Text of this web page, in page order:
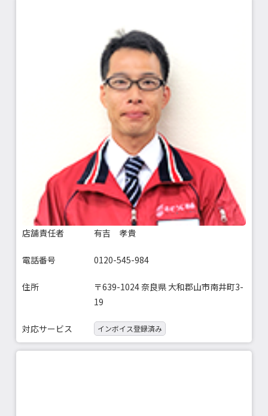
店舗責任者 有吉 孝貴
電話番号 0120-545-984
住所
〒639-1024 奈良県 大和郡山市南井町3-
19
対応サービス インボイス登録済み